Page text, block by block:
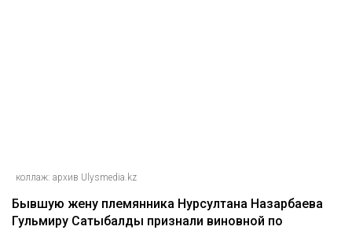
коллаж: архив Ulysmedia.kz
Бывшую жену племянника Нурсултана Назарбаева
Гульмиру Сатыбалды признали виновной по